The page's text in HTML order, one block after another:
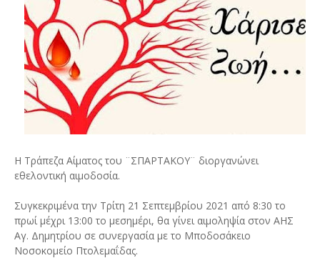
Η Τράπεζα Αίματος του ¨ΣΠΑΡΤΑΚΟΥ¨ διοργανώνει
εθελοντική αιμοδοσία.
Συγκεκριμένα την Τρίτη 21 Σεπτεμβρίου 2021 από 8:30 το
πρωί μέχρι 13:00 το μεσημέρι, θα γίνει αιμοληψία στον ΑΗΣ
Αγ. Δημητρίου σε συνεργασία με το Μποδοσάκειο
Νοσοκομείο Πτολεμαΐδας.